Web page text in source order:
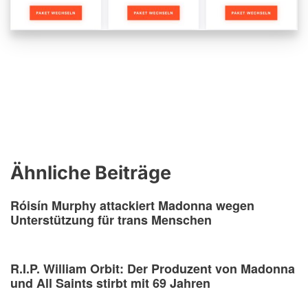
Ähnliche Beiträge
Róisín Murphy attackiert Madonna wegen
Unterstützung für trans Menschen
R.I.P. William Orbit: Der Produzent von Madonna
und All Saints stirbt mit 69 Jahren